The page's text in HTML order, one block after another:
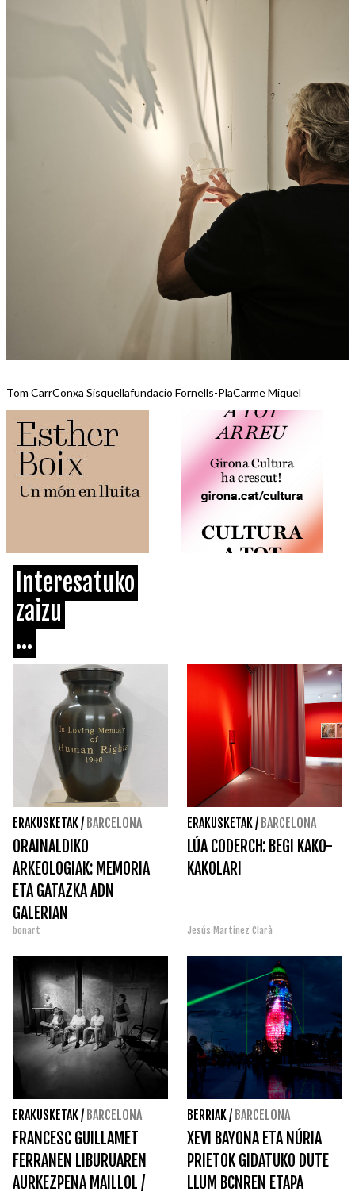
Tom CarrConxa Sisquellafundacio Fornells-PlaCarme Miquel
Interesatuko
zaizu
...
ERAKUSKETAK/ BARCELONA
ORAINALDIKO
ARKEOLOGIAK: MEMORIA
ETA GATAZKA ADN
GALERIAN
bonart
ERAKUSKETAK/ BARCELONA
LÚA CODERCH: BEGI KAKO-
KAKOLARI
Jesús Martínez Clarà
ERAKUSKETAK/ BARCELONA
FRANCESC GUILLAMET
FERRANEN LIBURUAREN
AURKEZPENA MAILLOL /
BERRIAK/ BARCELONA
XEVI BAYONA ETA NÚRIA
PRIETOK GIDATUKO DUTE
LLUM BCNREN ETAPA